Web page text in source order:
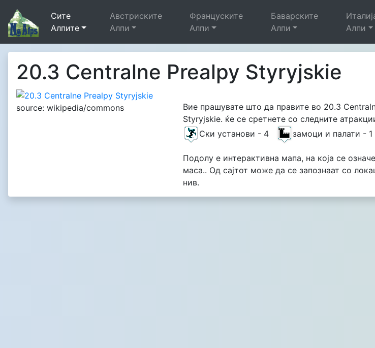
Сите
Алпите
Австриските
Алпи
Француските
Алпи
Баварските
Алпи
Алпи
20.3 Centralne Prealpy Styryjskie
source: wikipedia/commons
Вие прашувате што да правите во 20.3
Styryjskie. ќе се сретнете со следните
Cки установи - 4
замоци и палати - 1
Подолу е интерактивна мапа, на која се
маса.. Од сајтот може да се запознаат со
нив.